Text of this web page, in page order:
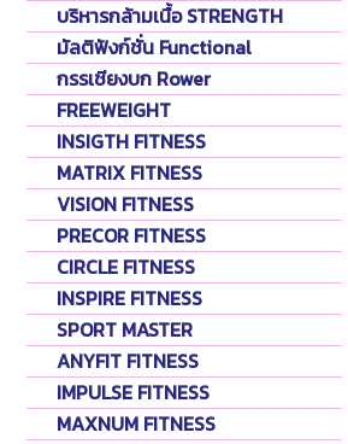
บริหารกล้ามเนื้อ STRENGTH
มัลติฟังก์ชั่น Functional
กรรเชียงบก Rower
FREEWEIGHT
INSIGTH FITNESS
MATRIX FITNESS
VISION FITNESS
PRECOR FITNESS
CIRCLE FITNESS
INSPIRE FITNESS
SPORT MASTER
ANYFIT FITNESS
IMPULSE FITNESS
MAXNUM FITNESS